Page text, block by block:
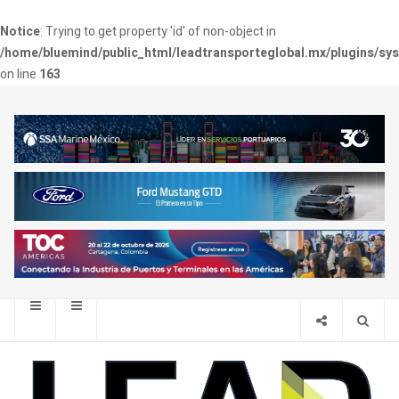
Notice: Trying to get property 'id' of non-object in
/home/bluemind/public_html/leadtransporteglobal.mx/plugins/
on line 163